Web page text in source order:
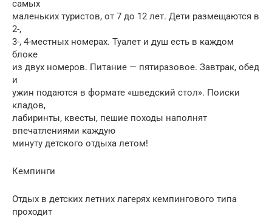
самых
маленьких туристов, от 7 до 12 лет. Дети размещаются в
2-,
3-, 4-местных номерах. Туалет и душ есть в каждом
блоке
из двух номеров. Питание — пятиразовое. Завтрак, обед
и
ужин подаются в формате «шведский стол». Поиски
кладов,
лабиринты, квесты, пешие походы наполнят
впечатлениями каждую
минуту детского отдыха летом!
Кемпинги
Отдых в детских летних лагерях кемпингового типа
проходит